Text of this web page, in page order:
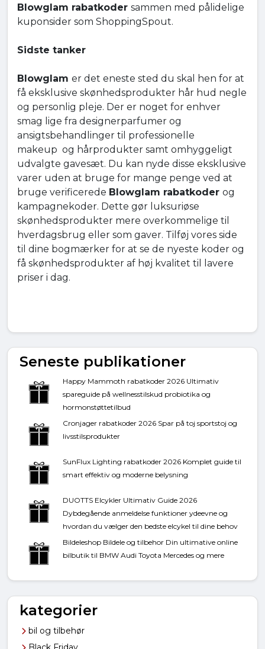
Blowglam rabatkoder sammen med pålidelige
kuponsider som ShoppingSpout.
Sidste tanker
Blowglam er det eneste sted du skal hen for at
få eksklusive skønhedsprodukter hår hud negle
og personlig pleje. Der er noget for enhver
smag lige fra designerparfumer og
ansigtsbehandlinger til professionelle
makeup og hårprodukter samt omhyggeligt
udvalgte gavesæt. Du kan nyde disse eksklusive
varer uden at bruge for mange penge ved at
bruge verificerede Blowglam rabatkoder og
kampagnekoder. Dette gør luksuriøse
skønhedsprodukter mere overkommelige til
hverdagsbrug eller som gaver. Tilføj vores side
til dine bogmærker for at se de nyeste koder og
få skønhedsprodukter af høj kvalitet til lavere
priser i dag.
Seneste publikationer
Happy Mammoth rabatkoder 2026 Ultimativ
spareguide på wellnesstilskud probiotika og
hormonstøttetilbud
Cronjager rabatkoder 2026 Spar på toj sportstoj og
livsstilsprodukter
SunFlux Lighting rabatkoder 2026 Komplet guide til
smart effektiv og moderne belysning
DUOTTS Elcykler Ultimativ Guide 2026
Dybdegående anmeldelse funktioner ydeevne og
hvordan du vælger den bedste elcykel til dine behov
Bildeleshop Bildele og tilbehor Din ultimative online
bilbutik til BMW Audi Toyota Mercedes og mere
kategorier
bil og tilbehør